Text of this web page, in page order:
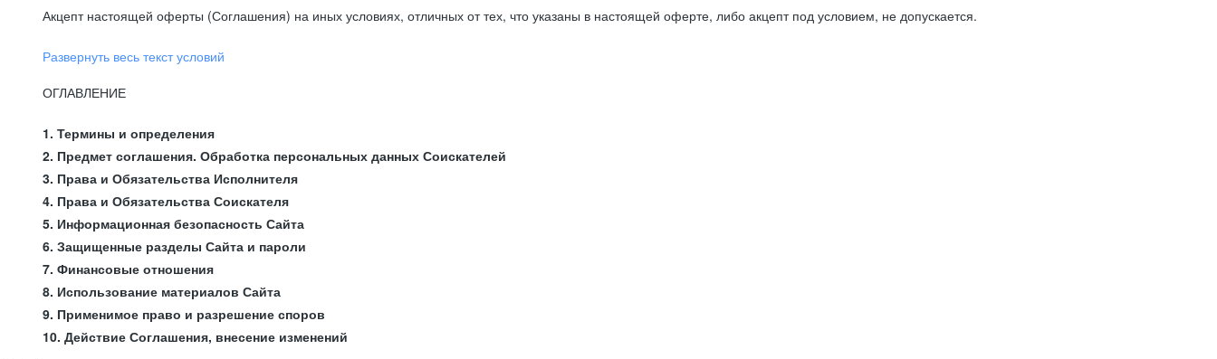
Акцепт настоящей оферты (Соглашения) на иных условиях, отличных от тех, что указаны в настоящей оферте, либо акцепт под условием, не допускается.
Развернуть весь текст условий
ОГЛАВЛЕНИЕ
1. Термины и определения
2. Предмет соглашения. Обработка персональных данных Соискателей
3. Права и Обязательства Исполнителя
4. Права и Обязательства Соискателя
5. Информационная безопасность Сайта
6. Защищенные разделы Сайта и пароли
7. Финансовые отношения
8. Использование материалов Сайта
9. Применимое право и разрешение споров
10. Действие Соглашения, внесение изменений